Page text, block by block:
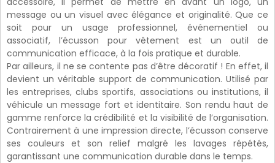
message ou un visuel avec élégance et originalité. Que ce
soit pour un usage professionnel, événementiel ou
associatif, l’écusson pour vêtement est un outil de
communication efficace, à la fois pratique et durable.
Par ailleurs, il ne se contente pas d’être décoratif ! En effet, il
devient un véritable support de communication. Utilisé par
les entreprises, clubs sportifs, associations ou institutions, il
véhicule un message fort et identitaire. Son rendu haut de
gamme renforce la crédibilité et la visibilité de l’organisation.
Contrairement à une impression directe, l’écusson conserve
ses couleurs et son relief malgré les lavages répétés,
garantissant une communication durable dans le temps.